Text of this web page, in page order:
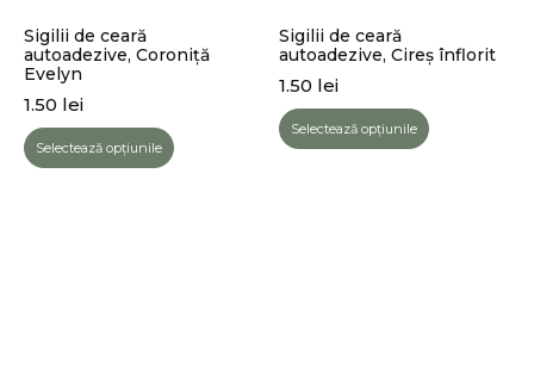
Sigilii de ceară
autoadezive, Coroniță
Evelyn
1.50 lei
Selectează opțiunile
Sigilii de ceară
autoadezive, Cireș înflorit
1.50 lei
Selectează opțiunile